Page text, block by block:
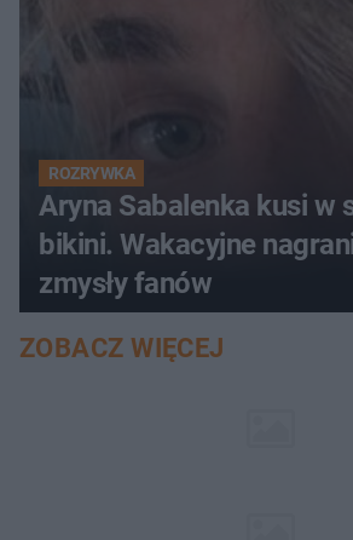
ROZRYWKA
Aryna Sabalenka kusi w
bikini. Wakacyjne
zmysły fanów
ZOBACZ WIĘCEJ